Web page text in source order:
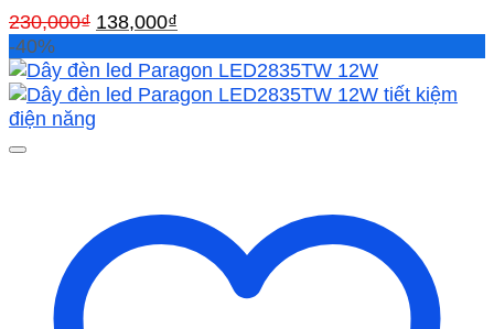
230,000₫ Giá
là:
230,000₫.
138,000₫
tại
là:
-40%